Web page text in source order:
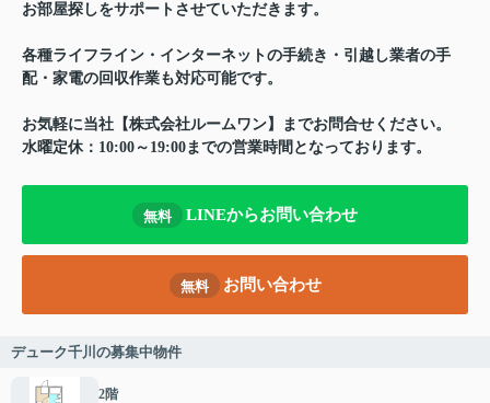
お部屋探しをサポートさせていただきます。
各種ライフライン・インターネットの手続き・引越し業者の手
配・家電の回収作業も対応可能です。
お気軽に当社【株式会社ルームワン】までお問合せください。
水曜定休：10:00～19:00までの営業時間となっております。
無料 LINEからお問い合わせ
無料 お問い合わせ
デューク千川の募集中物件
2階